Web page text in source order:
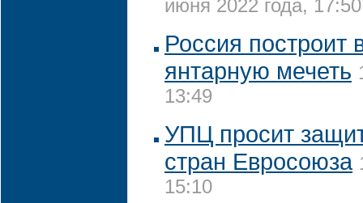
июня 2022 года, 17:50
Россия построит
янтарную мечеть
13:49
УПЦ просит
стран Евросоюза
15:10